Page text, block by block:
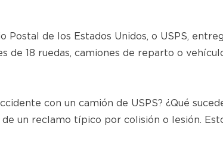
de los Estados Unidos, o USPS,
de 18 ruedas, camiones de reparto o
con un camión de USPS? ¿Qué
un reclamo típico por colisión o lesión.